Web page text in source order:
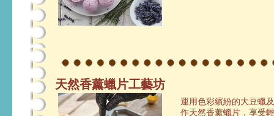
天然香薰蠟片工藝坊
運用色彩繽紛的大豆蠟
作天然香薰蠟片，享受